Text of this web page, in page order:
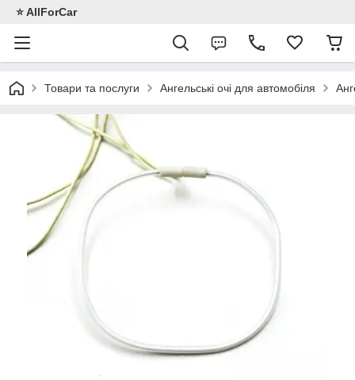
⭐️ AllForCar
Товари та послуги Ангельські очі для автомобіля